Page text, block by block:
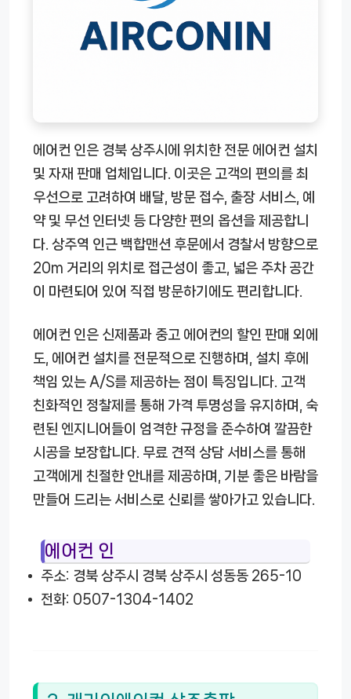
에어컨 인은 경북 상주시에 위치한 전문 에어컨 설치
및 자재 판매 업체입니다. 이곳은 고객의 편의를 최
우선으로 고려하여 배달, 방문 접수, 출장 서비스, 예
약 및 무선 인터넷 등 다양한 편의 옵션을 제공합니
다. 상주역 인근 백합맨션 후문에서 경찰서 방향으로
20m 거리의 위치로 접근성이 좋고, 넓은 주차 공간
이 마련되어 있어 직접 방문하기에도 편리합니다.
에어컨 인은 신제품과 중고 에어컨의 할인 판매 외에
도, 에어컨 설치를 전문적으로 진행하며, 설치 후에
책임 있는 A/S를 제공하는 점이 특징입니다. 고객
친화적인 정찰제를 통해 가격 투명성을 유지하며, 숙
련된 엔지니어들이 엄격한 규정을 준수하여 깔끔한
시공을 보장합니다. 무료 견적 상담 서비스를 통해
고객에게 친절한 안내를 제공하며, 기분 좋은 바람을
만들어 드리는 서비스로 신뢰를 쌓아가고 있습니다.
에어컨 인
주소: 경북 상주시 경북 상주시 성동동 265-10
전화: 0507-1304-1402